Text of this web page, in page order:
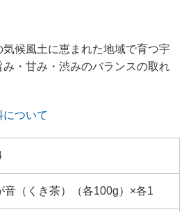
候風土に恵まれた地域で育つ宇
・甘み・渋みのバランスの取れ
ついて
音（くき茶）（各100g）×各1